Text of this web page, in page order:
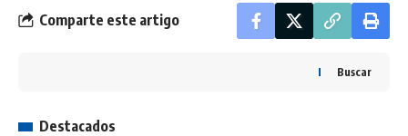
Comparte este artigo
Buscar
Destacados